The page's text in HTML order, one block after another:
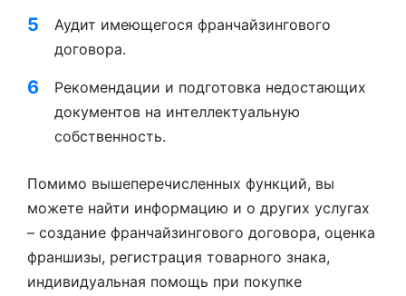
Аудит имеющегося франчайзингового
договора.
Рекомендации и подготовка недостающих
документов на интеллектуальную
собственность.
Помимо вышеперечисленных функций, вы
можете найти информацию и о других услугах
– создание франчайзингового договора, оценка
франшизы, регистрация товарного знака,
индивидуальная помощь при покупке